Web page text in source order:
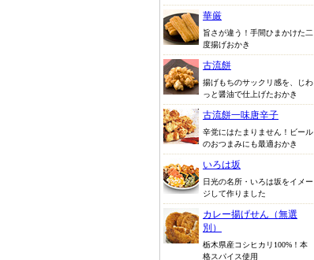
華厳
旨さが違う！手間ひまかけた二
度揚げおかき
古流餅
揚げもちのサックリ感を、じわ
っと醤油で仕上げたおかき
古流餅一味唐辛子
辛党にはたまりません！ビール
のおつまみにも最適おかき
いろは坂
日光の名所・いろは坂をイメー
ジして作りました
カレー揚げせん（無選
別）
栃木県産コシヒカリ100%！本
格スパイス使用